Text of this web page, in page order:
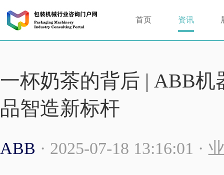
首页 资讯
一杯奶茶的背后 | ABB
品智造新标杆
ABB · 2025-07-18 13:16:01 ·